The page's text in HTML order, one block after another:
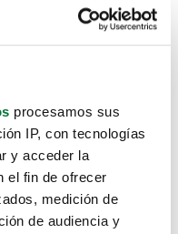
procesamos sus
IP, con tecnologías
y acceder la
el fin de ofrecer
medición de
de audiencia y
como
aquí.